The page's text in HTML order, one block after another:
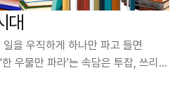
대
을 우직하게 하나만 파고 들면
우물만 파라'는 속담은 투잡, 쓰리잡
된 오늘날의 현실에서는 고전으로